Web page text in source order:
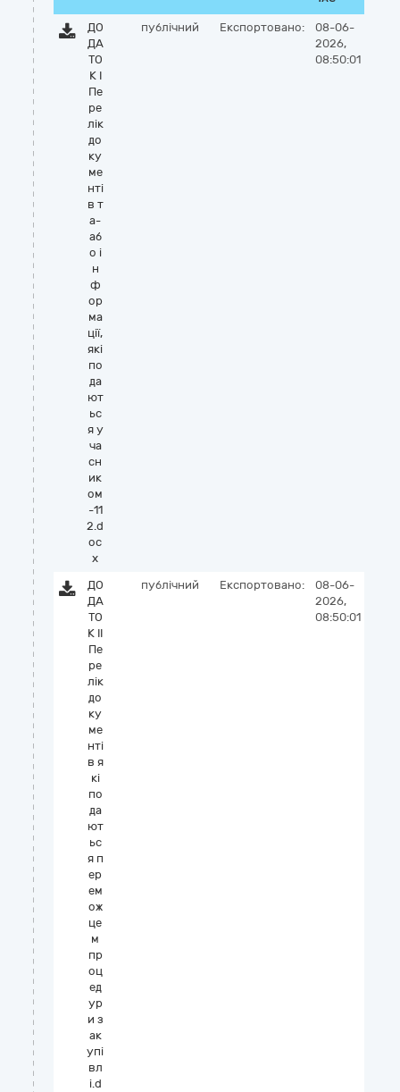
ДО
ДА
ТО
К I
Пе
ре
лік
до
ку
ме
нті
в т
а-
аб
о і
н
ф
ор
ма
ції,
які
по
да
ют
ьс
я у
ча
сн
ик
ом
-11
2.d
oc
x
публічний Експортовано:
08-06-
2026,
08:50:01
ДО
ДА
ТО
К ІІ
Пе
ре
лік
до
ку
ме
нті
в я
кі
по
да
ют
ьс
я п
ер
ем
ож
це
м
пр
оц
ед
ур
и з
ак
упі
вл
і.d
публічний Експортовано:
08-06-
2026,
08:50:01